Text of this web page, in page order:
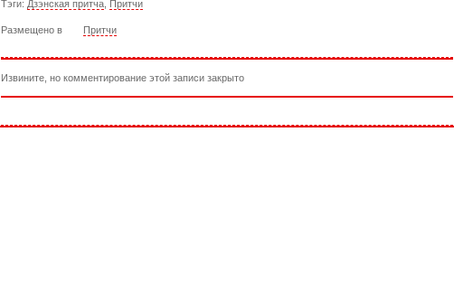
Тэги: Дзэнская притча Притчи
Размещено в Притчи
Извините, но комментирование этой записи закрыто